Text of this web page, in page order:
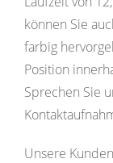
können Sie
farbig
Position
Sprechen Sie
Unsere